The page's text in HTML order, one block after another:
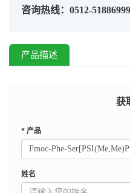
咨询热线：0512-
产品描述
获
* 产品
姓名